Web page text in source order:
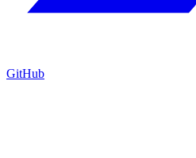
GitHub